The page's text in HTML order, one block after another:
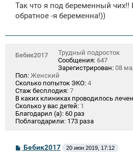
б
щ
и
Так что я под беременный чих!!
обратное -я беременна!))
Бебик2017
Трудный подросток
Сообщения: 647
Зарегистрирован: 08
Пол: Женский
Сколько попыток ЭКО: 4
Стаж бесплодия: 7
В каких клиниках проводилось
Сколько у вас детей: 1
Благодарил (а): 60 раз
Поблагодарили: 173 раза
СБебик2017 20 июн 2019, 17:12